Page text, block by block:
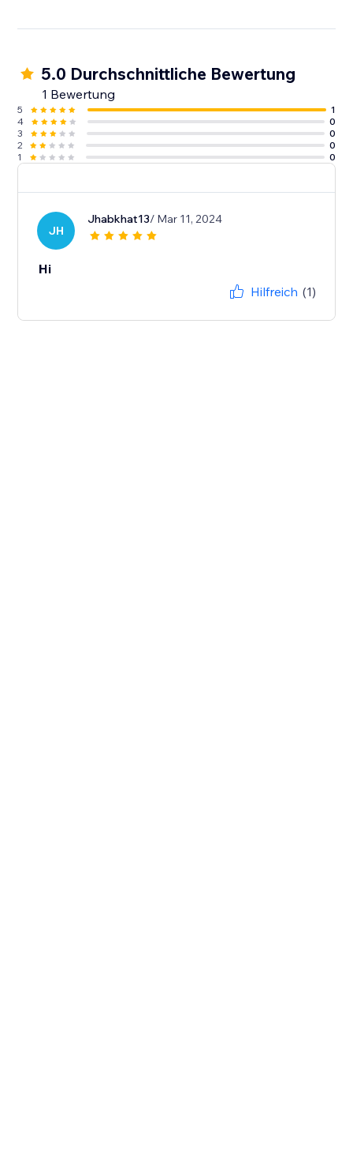
5.0 Durchschnittliche Bewertung
1 Bewertung
5
1
4
0
3
0
2
0
1
0
JH
Jhabkhat13/ Mar 11, 2024
Hi
Hilfreich (1)